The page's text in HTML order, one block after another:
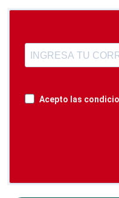
Acepto las